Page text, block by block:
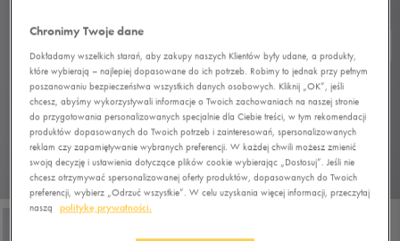
Chronimy Twoje dane
Dokładamy wszelkich starań, aby zakupy naszych Klientów były udane, a produkty,
które wybierają – najlepiej dopasowane do ich potrzeb. Robimy to jednak przy pełnym
poszanowaniu bezpieczeństwa wszystkich danych osobowych. Kliknij „OK”, jeśli
chcesz, abyśmy wykorzystywali informacje o Twoich zachowaniach na naszej stronie
do przygotowania personalizowanych specjalnie dla Ciebie treści, w tym rekomendacji
produktów dopasowanych do Twoich potrzeb i zainteresowań, spersonalizowanych
reklam czy zapamiętywanie wybranych preferencji. W każdej chwili możesz zmienić
swoją decyzję i ustawienia dotyczące plików cookie wybierając „Dostosuj”. Jeśli nie
chcesz otrzymywać spersonalizowanej oferty produktów, dopasowanych do Twoich
preferencji, wybierz „Odrzuć wszystkie”. W celu uzyskania więcej informacji, przeczytaj
naszą
politykę prywatności.